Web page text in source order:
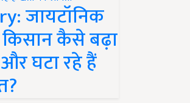
जायटॉनिक
कैसे बढ़ा
घटा रहे हैं